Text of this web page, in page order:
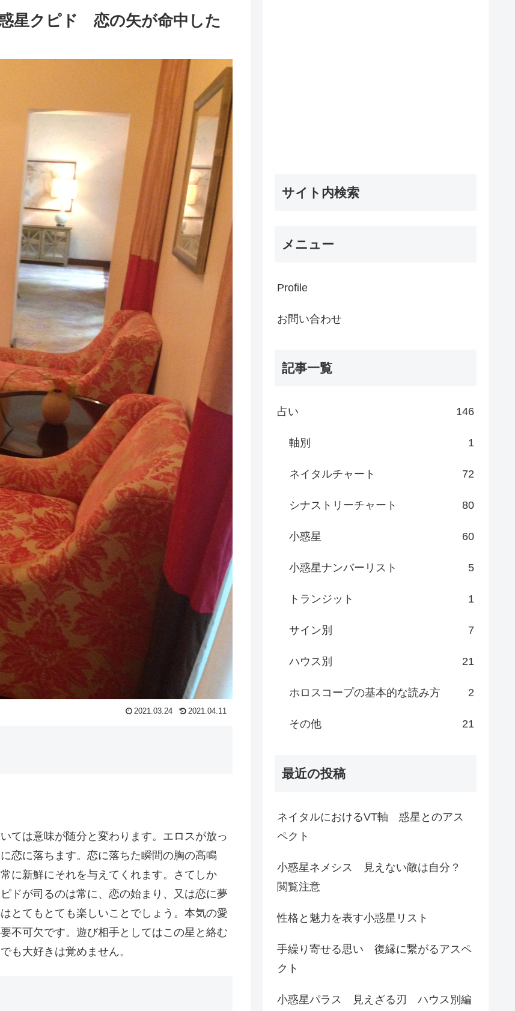
星クピド 恋の矢が命中した
2021.03.24 2021.04.11
ては意味が随分と変わります。エロスが放っ
恋に落ちます。恋に落ちた瞬間の胸の高鳴
に新鮮にそれを与えてくれます。さてしか
ドが司るのは常に、恋の始まり、又は恋に夢
とてもとても楽しいことでしょう。本気の愛
不可欠です。遊び相手としてはこの星と絡む
も大好きは覚めません。
サイト内検索
メニュー
Profile
お問い合わせ
記事一覧
占い 146
軸別 1
ネイタルチャート 72
シナストリーチャート 80
小惑星 60
小惑星ナンバーリスト 5
トランジット 1
サイン別 7
ハウス別 21
ホロスコープの基本的な読み方 2
その他 21
最近の投稿
ネイタルにおけるVT軸 惑星とのアス
ペクト
小惑星ネメシス 見えない敵は自分？
閲覧注意
性格と魅力を表す小惑星リスト
手繰り寄せる思い 復縁に繋がるアスペ
クト
小惑星パラス 見えざる刃 ハウス別編